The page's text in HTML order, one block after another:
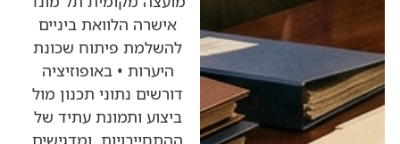
אישרה הלוואת ביניים
להשלמת פיתוח שכונת
היערות • באופוזיציה
דורשים נתוני תכנון מול
ביצוע ותמונת עתיד של
ההתחייבויות, ומדגישים